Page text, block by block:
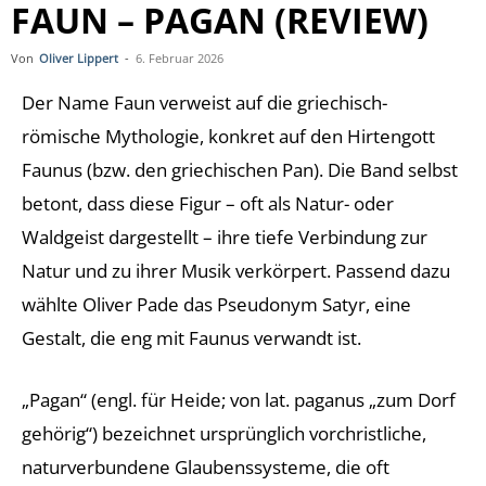
FAUN – PAGAN (REVIEW)
Von Oliver Lippert - 6. Februar 2026
Der Name Faun verweist auf die griechisch-
römische Mythologie, konkret auf den Hirtengott
Faunus (bzw. den griechischen Pan). Die Band selbst
betont, dass diese Figur – oft als Natur- oder
Waldgeist dargestellt – ihre tiefe Verbindung zur
Natur und zu ihrer Musik verkörpert. Passend dazu
wählte Oliver Pade das Pseudonym Satyr, eine
Gestalt, die eng mit Faunus verwandt ist.
„Pagan“ (engl. für Heide; von lat. paganus „zum Dorf
gehörig“) bezeichnet ursprünglich vorchristliche,
naturverbundene Glaubenssysteme, die oft